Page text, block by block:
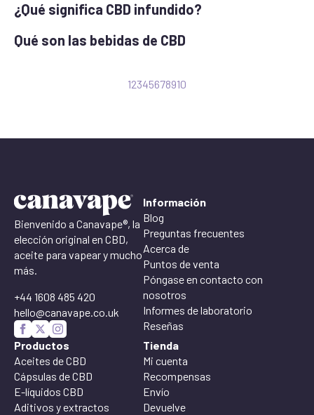
¿Qué significa CBD infundido?
Qué son las bebidas de CBD
12345678910
Bienvenido a Canavape®, la
elección original en CBD,
aceite para vapear y mucho
más.
+44 1608 485 420
hello@canavape.co.uk
Información
Blog
Preguntas frecuentes
Acerca de
Puntos de venta
Póngase en contacto con
nosotros
Informes de laboratorio
Reseñas
Productos
Aceites de CBD
Cápsulas de CBD
E-líquidos CBD
Aditivos y extractos
Tienda
Mi cuenta
Recompensas
Envío
Devuelve